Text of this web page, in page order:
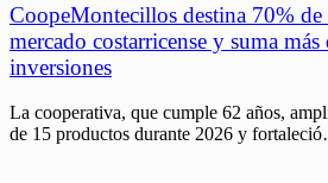
CoopeMontecillos destina 70%
mercado costarricense y suma
inversiones
La cooperativa, que cumple 62 años,
de 15 productos durante 2026 y